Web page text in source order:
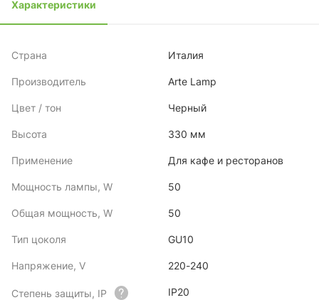
Характеристики
Страна Италия
Производитель Arte Lamp
Цвет / тон Черный
Высота 330 мм
Применение Для кафе и ресторанов
Мощность лампы, W 50
Общая мощность, W 50
Тип цоколя GU10
Напряжение, V 220-240
Степень защиты, IP IP20